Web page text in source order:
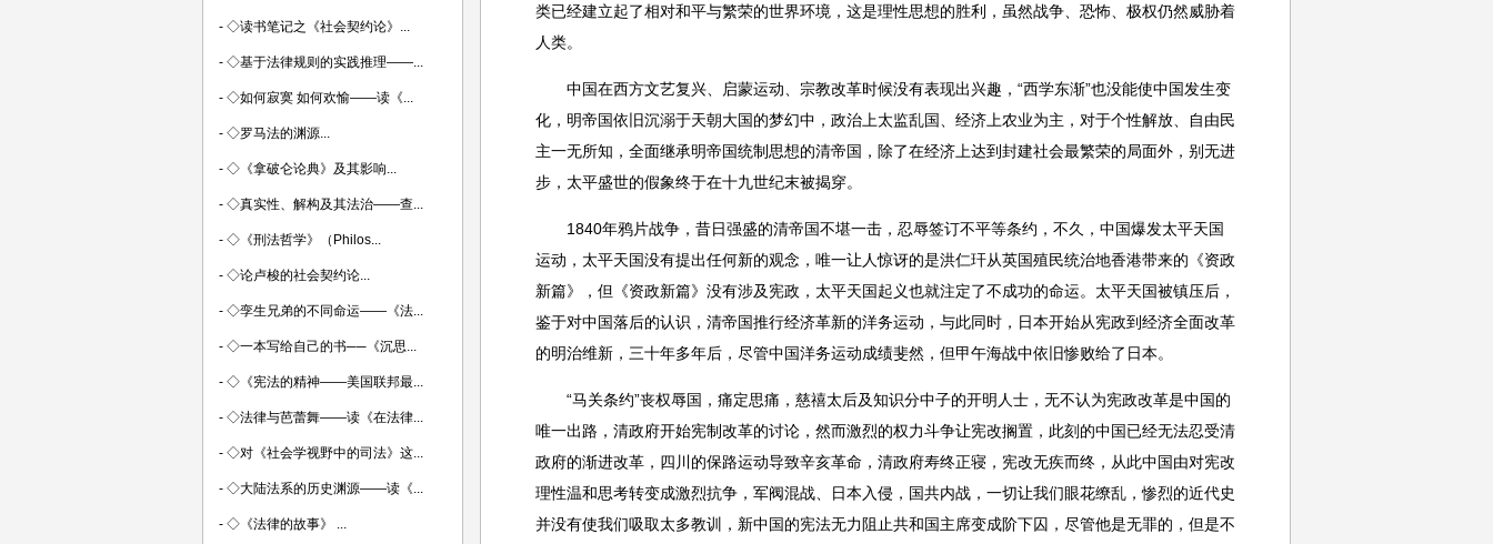
类已经建立起了相对和平与繁荣的世界环境，这是理性思想的胜利，虽然战争、恐怖、极权仍然威胁着
人类。
中国在西方文艺复兴、启蒙运动、宗教改革时候没有表现出兴趣，“西学东渐”也没能使中国发生变
化，明帝国依旧沉溺于天朝大国的梦幻中，政治上太监乱国、经济上农业为主，对于个性解放、自由民
主一无所知，全面继承明帝国统制思想的清帝国，除了在经济上达到封建社会最繁荣的局面外，别无进
步，太平盛世的假象终于在十九世纪末被揭穿。
1840年鸦片战争，昔日强盛的清帝国不堪一击，忍辱签订不平等条约，不久，中国爆发太平天国
运动，太平天国没有提出任何新的观念，唯一让人惊讶的是洪仁玕从英国殖民统治地香港带来的《资政
新篇》，但《资政新篇》没有涉及宪政，太平天国起义也就注定了不成功的命运。太平天国被镇压后，
鉴于对中国落后的认识，清帝国推行经济革新的洋务运动，与此同时，日本开始从宪政到经济全面改革
的明治维新，三十年多年后，尽管中国洋务运动成绩斐然，但甲午海战中依旧惨败给了日本。
“马关条约”丧权辱国，痛定思痛，慈禧太后及知识分中子的开明人士，无不认为宪政改革是中国的
唯一出路，清政府开始宪制改革的讨论，然而激烈的权力斗争让宪改搁置，此刻的中国已经无法忍受清
政府的渐进改革，四川的保路运动导致辛亥革命，清政府寿终正寝，宪改无疾而终，从此中国由对宪改
理性温和思考转变成激烈抗争，军阀混战、日本入侵，国共内战，一切让我们眼花缭乱，惨烈的近代史
并没有使我们吸取太多教训，新中国的宪法无力阻止共和国主席变成阶下囚，尽管他是无罪的，但是不
- ◇读书笔记之《社会契约论》...
- ◇基于法律规则的实践推理——...
- ◇如何寂寞 如何欢愉——读《...
- ◇罗马法的渊源...
- ◇《拿破仑论典》及其影响...
- ◇真实性、解构及其法治——查...
- ◇《刑法哲学》（Philos...
- ◇论卢梭的社会契约论...
- ◇孪生兄弟的不同命运——《法...
- ◇一本写给自己的书──《沉思...
- ◇《宪法的精神——美国联邦最...
- ◇法律与芭蕾舞——读《在法律...
- ◇对《社会学视野中的司法》这...
- ◇大陆法系的历史渊源——读《...
- ◇《法律的故事》 ...